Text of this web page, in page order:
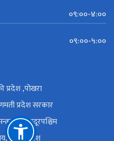
०९:००-४:००
०९:००-५:००
प्रदेश ,पोखरा
प्रदेश सरकार
- सुदूरपश्चिम
कोशी प्रदेश